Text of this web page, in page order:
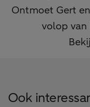
Ontmoet Gert
volop
Ook